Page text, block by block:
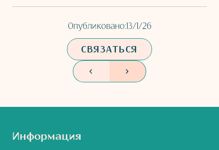
Опубликовано:13/1/26
СВЯЗАТЬСЯ
< >
Информация